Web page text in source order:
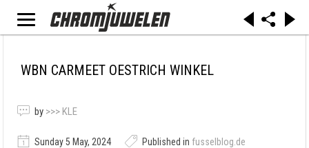
WBN CARMEET OESTRICH WINKEL
by >>> KLE
Sunday 5 May, 2024 Published in fusselblog.de